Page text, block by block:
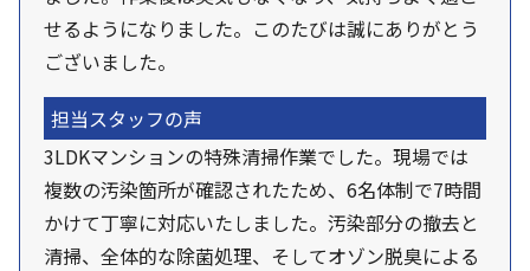
せるようになりました。このたびは誠にありがとう
ございました。
担当スタッフの声
3LDKマンションの特殊清掃作業でした。現場では
複数の汚染箇所が確認されたため、6名体制で7時間
かけて丁寧に対応いたしました。汚染部分の撤去と
清掃、全体的な除菌処理、そしてオゾン脱臭による